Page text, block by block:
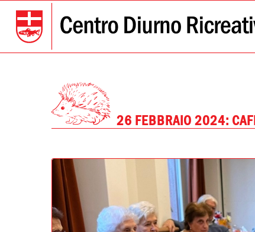
26 FEBBRAIO 2024: